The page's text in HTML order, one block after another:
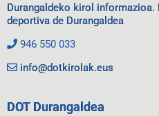
Durangaldeko kirol
deportiva de Durangaldea
946 550 033
info@dotkirolak.eus
DOT Durangaldea